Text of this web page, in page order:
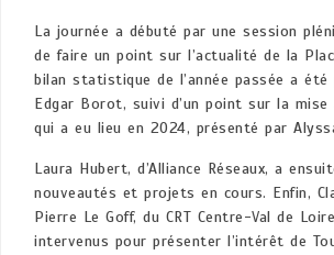
La journée a débuté par une session
de faire un point sur l’actualité de la
bilan statistique de l’année passée a été
Edgar Borot, suivi d’un point sur la mise
qui a eu lieu en 2024, présenté par
Laura Hubert, d’Alliance Réseaux, a
nouveautés et projets en cours. Enfin,
Pierre Le Goff, du CRT Centre-Val de
intervenus pour présenter l’intérêt de